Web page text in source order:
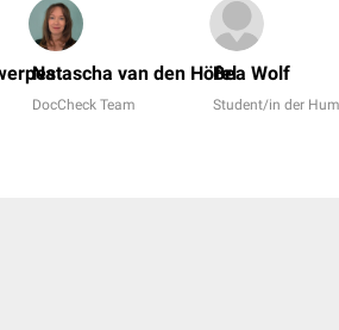
Natascha van den Höfel
DocCheck Team
Bea Wolf
Student/in der